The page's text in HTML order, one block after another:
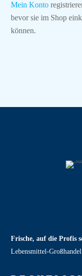
Mein Konto
bevor sie im Shop
können.
Frische, auf die Profis